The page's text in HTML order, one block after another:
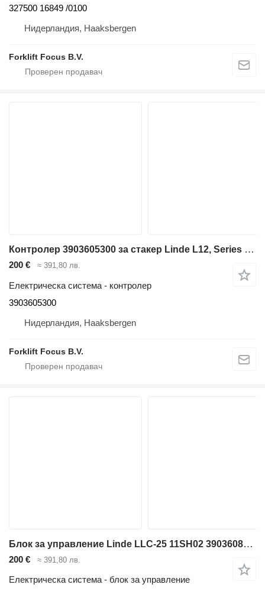
327500 16849 /0100
Нидерландия, Haaksbergen
Forklift Focus B.V.
Контролер 3903605300 за стакер Linde L12, Series 379
200 € ≈ 391,80 лв.
Електрическа система - контролер
3903605300
Нидерландия, Haaksbergen
Forklift Focus B.V.
Блок за управление Linde LLC-25 11SH02 3903608714 за стакер Linde L14i, Series 372
200 € ≈ 391,80 лв.
Електрическа система - блок за управление